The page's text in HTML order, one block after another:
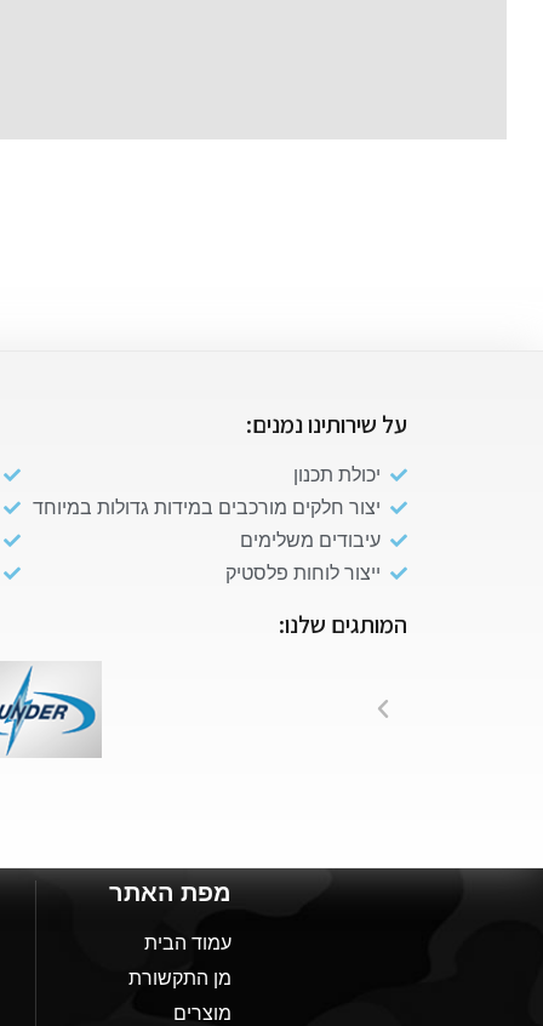
על שירותינו נמנים:
יכולת תכנון
יצור חלקים מורכבים במידות גדולות במיוחד
עיבודים משלימים
ייצור לוחות פלסטיק
המותגים שלנו:
מפת האתר
עמוד הבית
מן התקשורת
מוצרים